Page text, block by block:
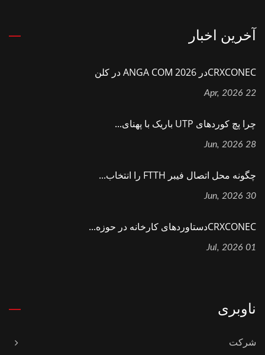
آخرین اخبار
CRXCONECدر ANGA COM 2026 در کلن
22 Apr, 2026
چرا پچ کوردهای UTP باریک با پهنای...
28 Jun, 2026
چگونه محل اتصال فیبر FTTH را انتخاب...
30 Jun, 2026
CRXCONECدستاوردهای کارخانه در حوزه...
01 Jul, 2026
ناوبری
شرکت